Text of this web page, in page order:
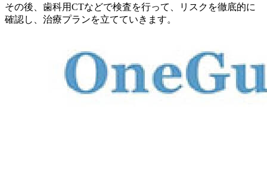
その後、歯科用CTなどで検査を行って、リスクを徹底的に
確認し、治療プランを立てていきます。